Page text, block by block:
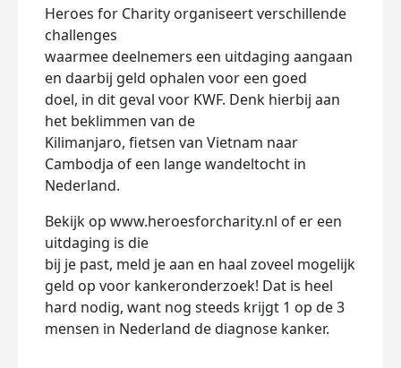
Heroes for Charity organiseert verschillende
challenges
waarmee deelnemers een uitdaging aangaan
en daarbij geld ophalen voor een goed
doel, in dit geval voor KWF. Denk hierbij aan
het beklimmen van de
Kilimanjaro, fietsen van Vietnam naar
Cambodja of een lange wandeltocht in
Nederland.
Bekijk op www.heroesforcharity.nl of er een
uitdaging is die
bij je past, meld je aan en haal zoveel mogelijk
geld op voor kankeronderzoek! Dat is heel
hard nodig, want nog steeds krijgt 1 op de 3
mensen in Nederland de diagnose kanker.